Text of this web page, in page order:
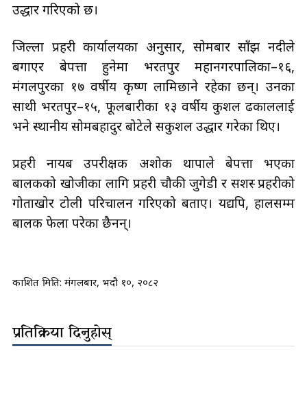
उद्धार गरिएको छ।
जिल्ला प्रहरी कार्यालयका अनुसार, सोमबार साँझ नदीले
बगाएर बेपत्ता हुनेमा भरतपुर महानगरपालिका–१६,
मंगलपुरका १७ वर्षीय कृष्ण लामिछाने रहेका छन्। उनका
साथी भरतपुर–१५, फूलबारीका १३ वर्षीय कुशल ढकाललाई
भने स्थानीय सोमबहादुर बोटेले सकुशल उद्धार गरेका थिए।
प्रहरी नायब उपरीक्षक अशोक थापाले बेपत्ता भएका
बालकको खोजीका लागि प्रहरी चौकी जुगेडी र सशस्त्र प्रहरीको
गोताखोर टोली परिचालन गरिएको बताए। यद्यपि, हालसम्म
बालक फेला परेका छैनन्।
प्रकाशित मिति: मंगलबार, भदौ १०, २०८२
प्रतिक्रिया दिनुहोस्